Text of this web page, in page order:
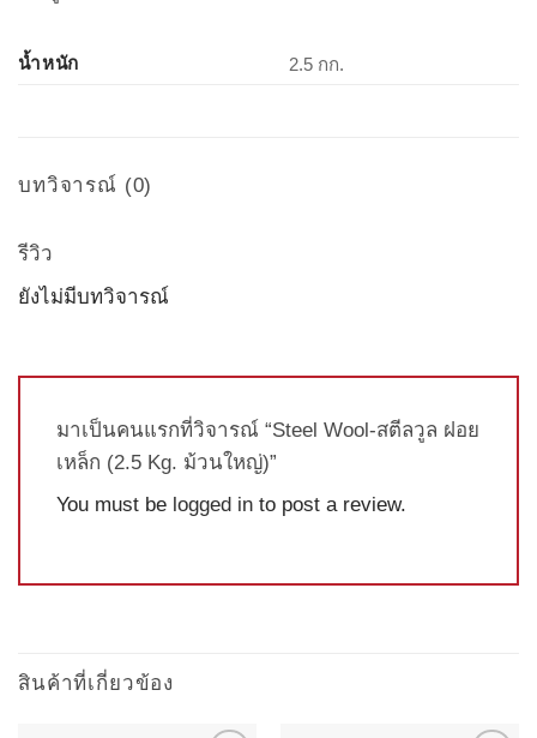
น้ำหนัก 2.5 กก.
บทวิจารณ์ (0)
รีวิว
ยังไม่มีบทวิจารณ์
มาเป็นคนแรกที่วิจารณ์ “Steel Wool-สตีลวูล ฝอย
เหล็ก (2.5 Kg. ม้วนใหญ่)”
You must be logged in to post a review.
สินค้าที่เกี่ยวข้อง